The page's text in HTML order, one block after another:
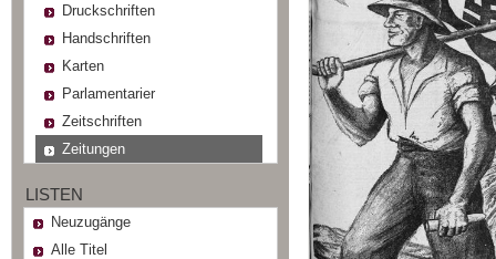
Druckschriften
Handschriften
Karten
Parlamentarier
Zeitschriften
Zeitungen
LISTEN
Neuzugänge
Alle Titel